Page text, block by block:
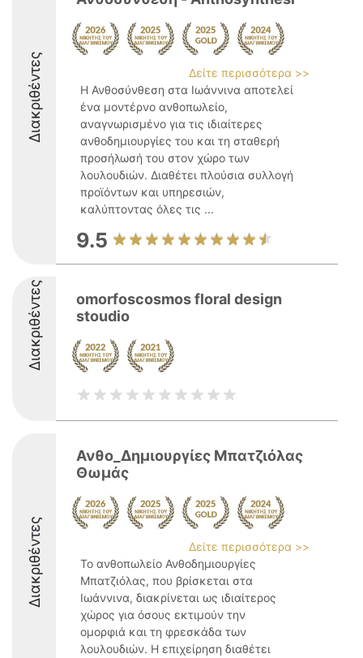
Διακριθέντες
Δείτε περισσότερα >>
Η Ανθοσύνθεση στα Ιωάννινα αποτελεί
ένα μοντέρνο ανθοπωλείο,
αναγνωρισμένο για τις ιδιαίτερες
ανθοδημιουργίες του και τη σταθερή
προσήλωσή του στον χώρο των
λουλουδιών. Διαθέτει πλούσια συλλογή
προϊόντων και υπηρεσιών,
καλύπτοντας όλες τις ...
9.5
Διακριθέντες
omorfoscosmos floral design
stoudio
Διακριθέντες
Ανθο_Δημιουργίες Μπατζιόλας
Θωμάς
Δείτε περισσότερα >>
Το ανθοπωλείο Ανθοδημιουργίες
Μπατζιόλας, που βρίσκεται στα
Ιωάννινα, διακρίνεται ως ιδιαίτερος
χώρος για όσους εκτιμούν την
ομορφιά και τη φρεσκάδα των
λουλουδιών. Η επιχείρηση διαθέτει